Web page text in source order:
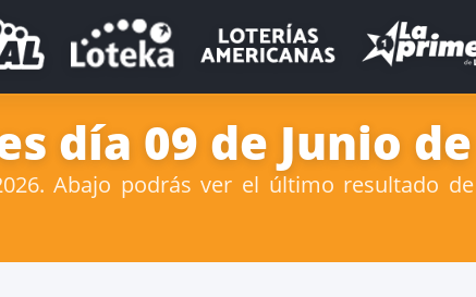
día 09 de Junio
Abajo podrás ver el último resultado